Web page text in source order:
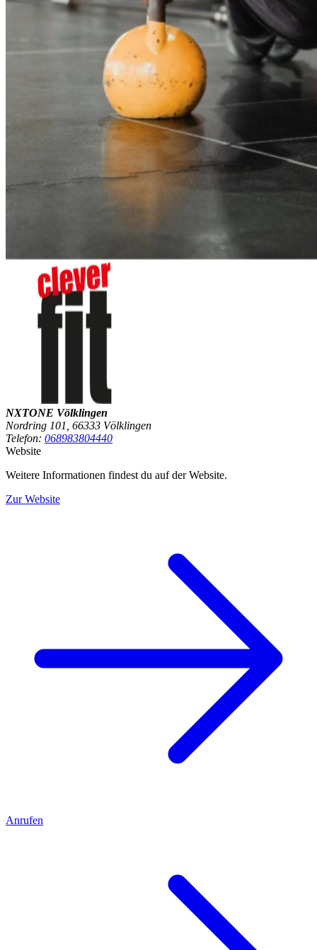
NXTONE Völklingen
Nordring 101, 66333 Völklingen
Telefon: 068983804440
Website
Weitere Informationen findest du auf der Website.
Zur Website
Anrufen